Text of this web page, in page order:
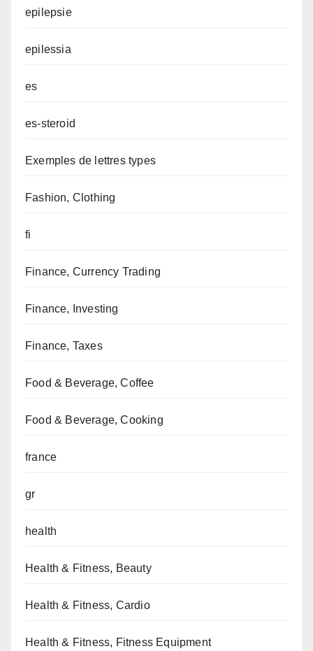
epilepsie
epilessia
es
es-steroid
Exemples de lettres types
Fashion, Clothing
fi
Finance, Currency Trading
Finance, Investing
Finance, Taxes
Food & Beverage, Coffee
Food & Beverage, Cooking
france
gr
health
Health & Fitness, Beauty
Health & Fitness, Cardio
Health & Fitness, Fitness Equipment